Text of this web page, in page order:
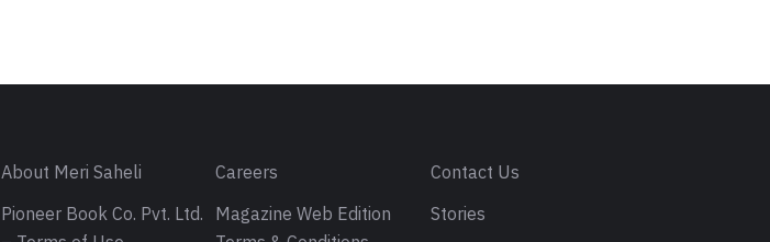
About Meri Saheli Careers
Contact Us
Pioneer Book Co. Pvt. Ltd. Magazine Web Edition
Stories